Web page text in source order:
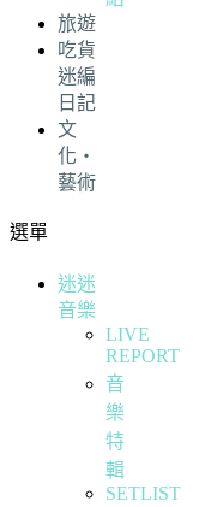
旅遊
吃貨
迷編
日記
文
化・
藝術
選單
迷迷
音樂
LIVE
REPORT
音
樂
特
輯
SETLIST